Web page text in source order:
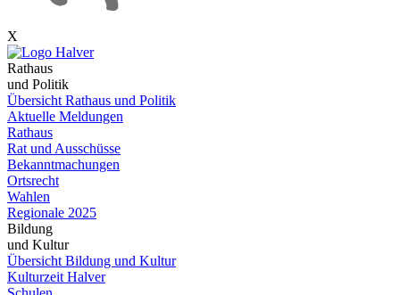
X
Rathaus
und Politik
Übersicht Rathaus und Politik
Aktuelle Meldungen
Rathaus
Rat und Ausschüsse
Bekanntmachungen
Ortsrecht
Wahlen
Regionale 2025
Bildung
und Kultur
Übersicht Bildung und Kultur
Kulturzeit Halver